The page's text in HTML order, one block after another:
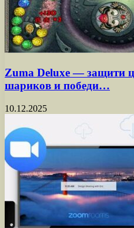
Zuma Deluxe — защити
шариков и победи…
10.12.2025